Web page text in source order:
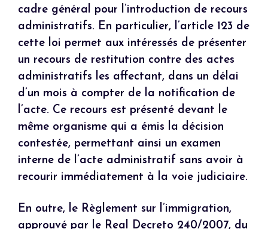
cadre général pour l’introduction de recours
administratifs. En particulier, l’article 123 de
cette loi permet aux intéressés de présenter
un recours de restitution contre des actes
administratifs les affectant, dans un délai
d’un mois à compter de la notification de
l’acte. Ce recours est présenté devant le
même organisme qui a émis la décision
contestée, permettant ainsi un examen
interne de l’acte administratif sans avoir à
recourir immédiatement à la voie judiciaire.
En outre, le Règlement sur l’immigration,
approuvé par le Real Decreto 240/2007, du